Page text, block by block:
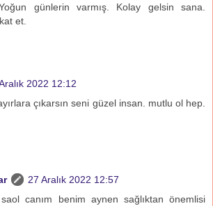
günlerin varmış. Kolay gelsin sana.
et.
2022 12:12
çıkarsın seni güzel insan. mutlu ol hep.
27 Aralık 2022 12:57
canım benim aynen sağlıktan önemlisi